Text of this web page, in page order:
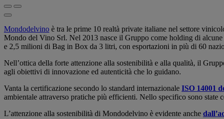
Mondodelvino è tra le prime 10 realtà private italiane nel settore
Mondo del Vino Srl. Nel 2013 nasce il Gruppo come holding di
e 2,5 milioni di Bag in Box da 3 litri, con esportazioni in più di 60
Nell’ottica della forte attenzione alla sostenibilità e alla qualità, il
agli obiettivi di innovazione ed autenticità che lo guidano.
Vanta la certificazione secondo lo standard internazionale ISO 14001
ambientale attraverso pratiche più efficienti. Nello specifico sono
L’attenzione alla sostenibilità di Mondodelvino è evidente anche